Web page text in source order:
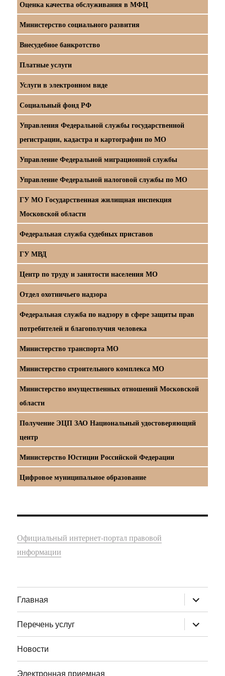
Оценка качества обслуживания в МФЦ
Министерство социального развития
Внесудебное банкротство
Платные услуги
Услуги в электронном виде
Социальный фонд РФ
Управления Федеральной службы государственной
регистрации, кадастра и картографии по МО
Управление Федеральной миграционной службы
Управление Федеральной налоговой службы по МО
ГУ МО Государственная жилищная инспекция
Московской области
Федеральная служба судебных приставов
ГУ МВД
Центр по труду и занятости населения МО
Отдел охотничьего надзора
Федеральная служба по надзору в сфере защиты прав
потребителей и благополучия человека
Министерство транспорта МО
Министерство строительного комплекса МО
Министерство имущественных отношений Московской
области
Получение ЭЦП ЗАО Национальный удостоверяющий
центр
Министерство Юстиции Российской Федерации
Цифровое муниципальное образование
Официальный интернет-портал правовой
информации
Главная раскрыть
дочернее
меню
Перечень услуг
раскрыть
дочернее
меню
Новости
Электронная приемная